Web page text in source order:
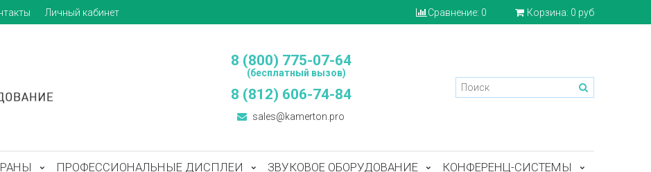
Личный кабинет Сравнение: 0 Корзина: 0 руб
8 (800) 775-07-64
(бесплатный вызов)
8 (812) 606-74-84
sales@kamerton.pro
ПРОФЕССИОНАЛЬНЫЕ ДИСПЛЕИ ЗВУКОВОЕ ОБОРУДОВАНИЕ
КОНФЕРЕНЦ-СИСТЕМЫ